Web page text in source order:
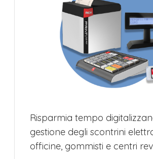
​Risparmia tempo
gestione degli scontrini
officine, gommisti e centri